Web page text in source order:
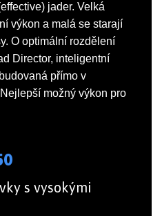
jader. Velká
výkon a malá se starají
O optimální rozdělení
Director, inteligentní
přímo v
možný výkon pro
s vysokými